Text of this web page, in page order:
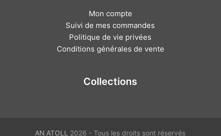
Mon compte
Suivi de mes commandes
Politique de vie privées
Conditions générales de vente
Collections
AN ATOLL 2026 - Tous les droits sont réservés